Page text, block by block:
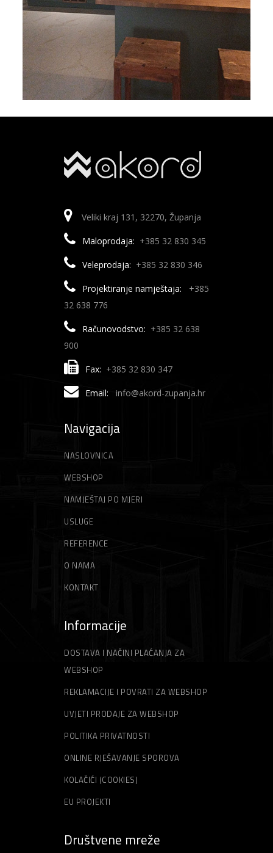
Veliki kraj 131, 32270, Županja
Maloprodaja: +385 32 830 345
Veleprodaja: +385 32 830 346
Projektiranje namještaja:
+385
32 638 776
Računovodstvo: +385 32 638
900
Fax: +385 32 830 347
Email: info@akord-zupanja.hr
Navigacija
NASLOVNICA
WEBSHOP
NAMJEŠTAJ PO MJERI
USLUGE
REFERENCE
O NAMA
KONTAKT
Informacije
DOSTAVA I NAČINI PLAĆANJA ZA
WEBSHOP
REKLAMACIJE I POVRATI ZA WEBSHOP
UVJETI PRODAJE ZA WEBSHOP
POLITIKA PRIVATNOSTI
ONLINE RJEŠAVANJE SPOROVA
KOLAČIĆI (COOKIES)
EU PROJEKTI
Društvene mreže